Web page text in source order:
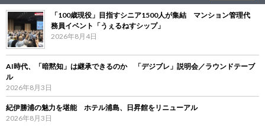
「100歳現役」目指すシニア1500人が集結 マンション管理代
務員イベント「うぇるねすシップ」
2026年8月4日
AI時代、「暗黙知」は継承できるのか 「デジブレ」説明会／ラウンドテーブ
ル
2026年8月3日
紀伊勝浦の魅力を堪能 ホテル浦島、日昇館をリニューアル
2026年8月3日